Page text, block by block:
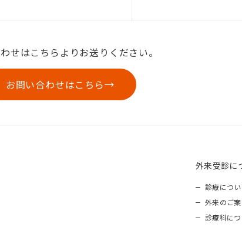
せはこちらよりお送りください。
お問い合わせはこちら
外来受診に
診療につ
外来のご
診療科に